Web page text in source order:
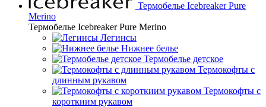
Термобелье Icebreaker Pure
Merino
Термобелье Icebreaker Pure Merino
Легинсы
Нижнее белье
Термобелье детское
Термокофты с
длинным рукавом
Термокофты с
короткиим рукавом